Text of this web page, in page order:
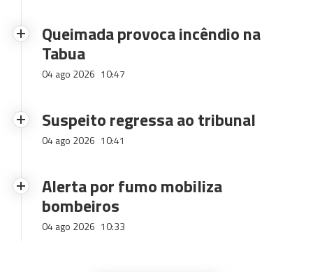
Queimada provoca incêndio na
Tabua
04 ago 2026 10:47
Suspeito regressa ao tribunal
04 ago 2026 10:41
Alerta por fumo mobiliza
bombeiros
04 ago 2026 10:33